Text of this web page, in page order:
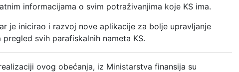
informacijama o svim potraživanjima koje KS ima.
je inicirao i razvoj nove aplikacije za bolje upravljanje
svih parafiskalnih nameta KS.
ovog obećanja, iz Ministarstva finansija su